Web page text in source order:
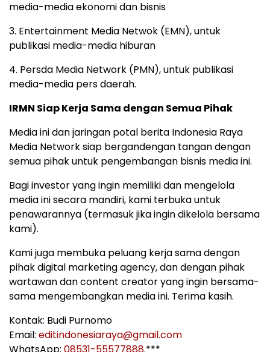
media-media ekonomi dan bisnis
3. Entertainment Media Netwok (EMN), untuk
publikasi media-media hiburan
4. Persda Media Network (PMN), untuk publikasi
media-media pers daerah.
IRMN Siap Kerja Sama dengan Semua Pihak
Media ini dan jaringan potal berita Indonesia Raya
Media Network siap bergandengan tangan dengan
semua pihak untuk pengembangan bisnis media ini.
Bagi investor yang ingin memiliki dan mengelola
media ini secara mandiri, kami terbuka untuk
penawarannya (termasuk jika ingin dikelola bersama
kami).
Kami juga membuka peluang kerja sama dengan
pihak digital marketing agency, dan dengan pihak
wartawan dan content creator yang ingin bersama-
sama mengembangkan media ini. Terima kasih.
Kontak: Budi Purnomo
Email: editindonesiaraya@gmail.com